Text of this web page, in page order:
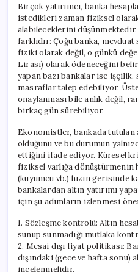
Birçok yatırımcı, banka
istedikleri zaman fiziksel
alabileceklerini
farklıdır: Çoğu banka,
fiziki olarak değil, o günkü
Lirası) olarak ödeneceğini
yapan bazı bankalar ise
masraflar talep edebiliyor.
onaylanması bile anlık değil,
birkaç gün sürebiliyor.
Ekonomistler, bankada tutulan
olduğunu ve bu durumun
ettiğini ifade ediyor. Küresel
fiziksel varlığa dönüştürmenin
(kuyumcu vb.) hızın gerisinde
bankalardan altın yatırımı
için şu adımların izlenmesi
1. Sözleşme kontrolü: Altın
sunup sunmadığı mutlaka
2. Mesai dışı fiyat politikası:
dışındaki (gece ve hafta sonu)
incelenmelidir.